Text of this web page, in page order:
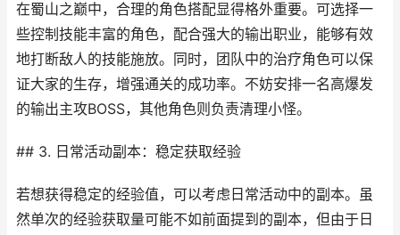
在蜀山之巅中，合理的角色搭配显得格外重要。可选择一
些控制技能丰富的角色，配合强大的输出职业，能够有效
地打断敌人的技能施放。同时，团队中的治疗角色可以保
证大家的生存，增强通关的成功率。不妨安排一名高爆发
的输出主攻BOSS，其他角色则负责清理小怪。
## 3. 日常活动副本：稳定获取经验
若想获得稳定的经验值，可以考虑日常活动中的副本。虽
然单次的经验获取量可能不如前面提到的副本，但由于日